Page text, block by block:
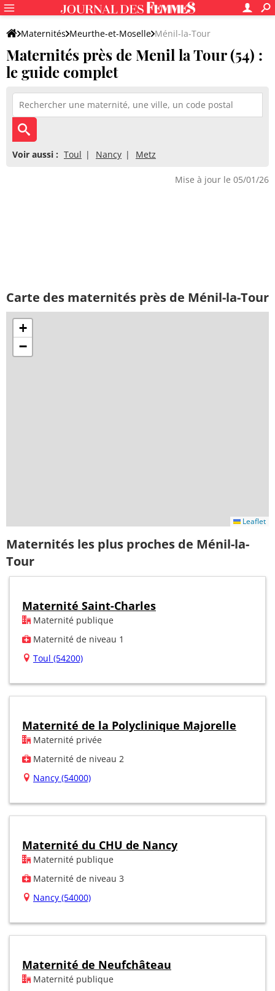
Maternités Meurthe-et-Moselle Ménil-la-Tour
Maternités près de Menil la Tour (54) :
le guide complet
Voir aussi : Toul Nancy Metz
Mise à jour le 05/01/26
Carte des maternités près de Ménil-la-Tour
+
−
Leaflet
Maternités les plus proches de Ménil-la-
Tour
Maternité Saint-Charles
Maternité publique
Maternité de niveau 1
Toul (54200)
Maternité de la Polyclinique Majorelle
Maternité privée
Maternité de niveau 2
Nancy (54000)
Maternité du CHU de Nancy
Maternité publique
Maternité de niveau 3
Nancy (54000)
Maternité de Neufchâteau
Maternité publique